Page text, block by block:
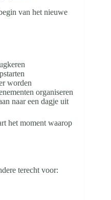
van het nieuwe
worden
organiseren
naar een dagje uit
het moment waarop
terecht voor: